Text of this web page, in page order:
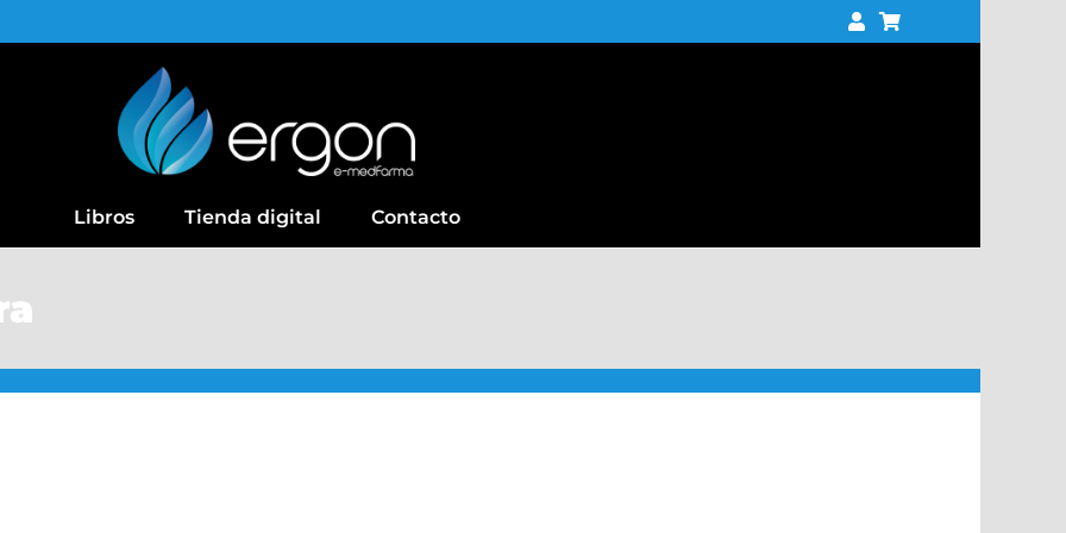
Libros Tienda digital Contacto